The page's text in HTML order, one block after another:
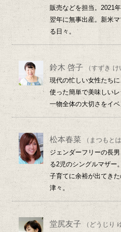
販売などを担当。2021
翌年に無事出産。新米
る日々。
鈴木 啓子
（すずき け
現代の忙しい女性たち
使った簡単で美味しい
一物全体の大切さをイベ
松本春菜
（まつもと
ジェンダーフリーの長
る2児のシングルマザー
子育てに余裕が出てき
津々。
堂尻友子
（どうじり